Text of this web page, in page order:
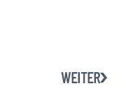
WEITER